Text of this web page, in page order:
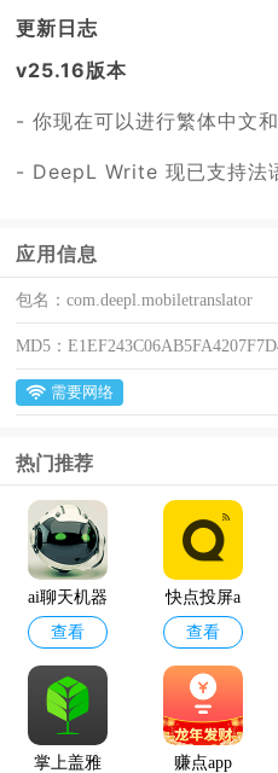
更新日志
v25.16版本
- 你现在可以进行繁体中文
- DeepL Write 现已支持法
应用信息
包名：com.deepl.mobiletranslator
MD5：
需要网络
热门推荐
ai聊天机器
人
查看
快点投屏a
pp
查看
掌上盖雅
赚点app